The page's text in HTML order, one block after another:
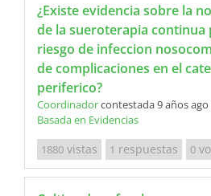
¿Existe evidencia sobre la
de la sueroterapia continua
riesgo de infeccion
de complicaciones en el
periferico?
Coordinadorcontestada 9 años ago
Basada en Evidencias
1880 vistas 1 respuestas 0